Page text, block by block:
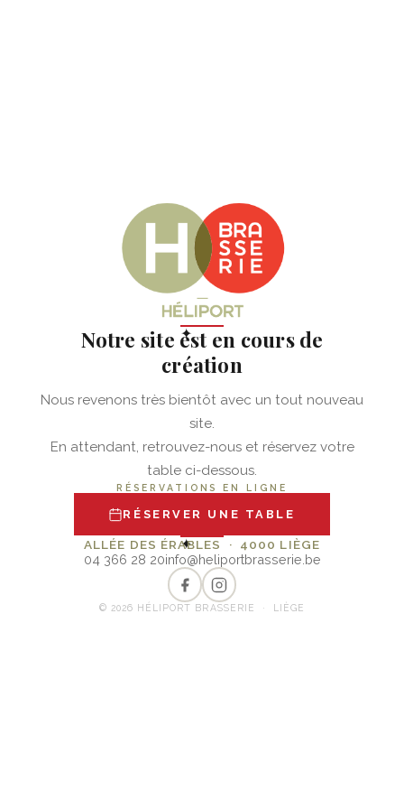
✦
Notre site est en cours de
création
Nous revenons très bientôt avec un tout nouveau
site.
En attendant, retrouvez-nous et réservez votre
table ci-dessous.
RÉSERVATIONS EN LIGNE
RÉSERVER UNE TABLE
✦
ALLÉE DES ÉRABLES · 4000 LIÈGE
04 366 28 20info@heliportbrasserie.be
© 2026 HÉLIPORT BRASSERIE · LIÈGE